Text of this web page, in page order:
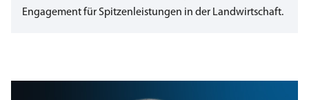
Engagement für Spitzenleistungen in der Landwirtschaft.